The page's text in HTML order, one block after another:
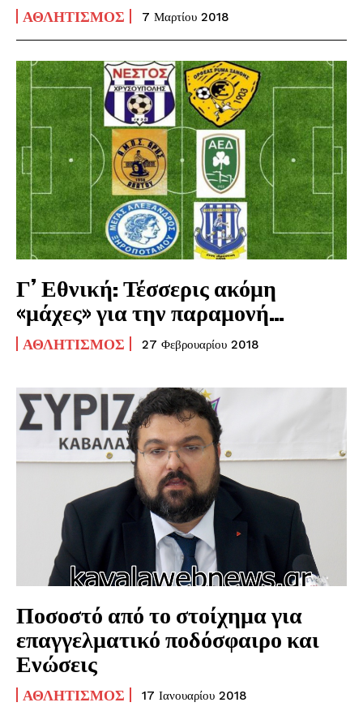
ΑΘΛΗΤΙΣΜΌΣ 7 Μαρτίου 2018
Γ’ Εθνική: Τέσσερις ακόμη
«μάχες» για την παραμονή…
ΑΘΛΗΤΙΣΜΌΣ 27 Φεβρουαρίου 2018
Ποσοστό από το στοίχημα για
επαγγελματικό ποδόσφαιρο και
Ενώσεις
ΑΘΛΗΤΙΣΜΌΣ 17 Ιανουαρίου 2018